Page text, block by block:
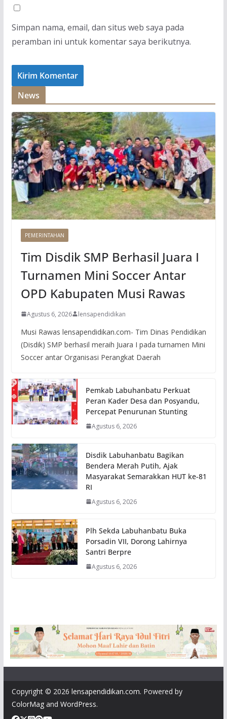
Simpan nama, email, dan situs web saya pada
peramban ini untuk komentar saya berikutnya.
News
PEMERINTAHAN
Tim Disdik SMP Berhasil Juara I
Turnamen Mini Soccer Antar
OPD Kabupaten Musi Rawas
Agustus 6, 2026 lensapendidikan
Musi Rawas lensapendidikan.com- Tim Dinas Pendidikan
(Disdik) SMP berhasil meraih Juara I pada turnamen Mini
Soccer antar Organisasi Perangkat Daerah
Pemkab Labuhanbatu Perkuat
Peran Kader Desa dan Posyandu,
Percepat Penurunan Stunting
Agustus 6, 2026
Disdik Labuhanbatu Bagikan
Bendera Merah Putih, Ajak
Masyarakat Semarakkan HUT ke-81
RI
Agustus 6, 2026
Plh Sekda Labuhanbatu Buka
Porsadin VII, Dorong Lahirnya
Santri Berpre
Agustus 6, 2026
Copyright © 2026 lensapendidikan.com. Powered by
ColorMagand WordPress.